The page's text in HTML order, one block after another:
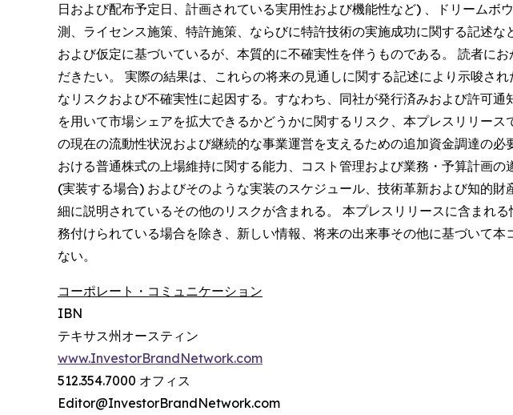
日および配布予定日、計画されている実用性および機能性など) 、ドリーム
測、ライセンス施策、特許施策、ならびに特許技術の実施成功に関する記述
および仮定に基づいているが、本質的に不確実性を伴うものである。 読者に
だきたい。 実際の結果は、これらの将来の見通しに関する記述により示唆さ
なリスクおよび不確実性に起因する。すなわち、同社が発行済みおよび許可
を用いて市場シェアを拡大できるかどうかに関するリスク、本プレスリリー
の現在の流動性状況および継続的な事業運営を支えるための追加資金調達の
おける普通株式の上場維持に関する能力、コスト管理および業務・予算計画
(実装する場合) およびそのような実装のスケジュール、技術革新および知的
細に説明されているその他のリスクが含まれる。 本プレスリリースに含まれ
務付けられている場合を除き、新しい情報、将来の出来事その他に基づいて
ない。
コーポレート・コミュニケーション
IBN
テキサス州オースティン
www.InvestorBrandNetwork.com
512.354.7000 オフィス
Editor@InvestorBrandNetwork.com